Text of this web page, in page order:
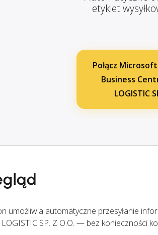
etykiet
Połącz
Business
LOGISTIC
umożliwia automatyczne przesyłanie
LOGISTIC SP. Z O.O. — bez konieczności